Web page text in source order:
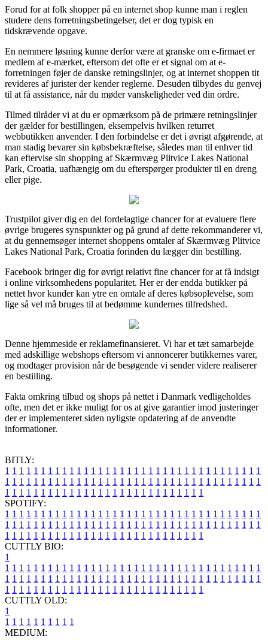
Forud for at folk shopper på en internet shop kunne man i reglen
studere dens forretningsbetingelser, det er dog typisk en
tidskrævende opgave.
En nemmere løsning kunne derfor være at granske om e-firmaet er
medlem af e-mærket, eftersom det ofte er et signal om at e-
forretningen føjer de danske retningslinjer, og at internet shoppen tit
revideres af jurister der kender reglerne. Desuden tilbydes du genvej
til at få assistance, når du møder vanskeligheder ved din ordre.
Tilmed tilråder vi at du er opmærksom på de primære retningslinjer
der gælder for bestillingen, eksempelvis hvilken returret
webbutikken anvender. I den forbindelse er det i øvrigt afgørende, at
man stadig bevarer sin købsbekræftelse, således man til enhver tid
kan eftervise sin shopping af Skærmvæg Plitvice Lakes National
Park, Croatia, uafhængig om du efterspørger produkter til en dreng
eller pige.
Trustpilot giver dig en del fordelagtige chancer for at evaluere flere
øvrige brugeres synspunkter og på grund af dette rekommanderer vi,
at du gennemsøger internet shoppens omtaler af Skærmvæg Plitvice
Lakes National Park, Croatia forinden du lægger din bestilling.
Facebook bringer dig for øvrigt relativt fine chancer for at få indsigt
i online virksomhedens popularitet. Her er der endda butikker på
nettet hvor kunder kan ytre en omtale af deres købsoplevelse, som
lige så vel må bruges til at bedømme kundernes tilfredshed.
Denne hjemmeside er reklamefinansieret. Vi har et tæt samarbejde
med adskillige webshops eftersom vi annoncerer butikkernes varer,
og modtager provision når de besøgende vi sender videre realiserer
en bestilling.
Fakta omkring tilbud og shops på nettet i Danmark vedligeholdes
ofte, men det er ikke muligt for os at give garantier imod justeringer
der er implementeret siden nyligste opdatering af de anvendte
informationer.
BITLY:
1 1 1 1 1 1 1 1 1 1 1 1 1 1 1 1 1 1 1 1 1 1 1 1 1 1 1 1 1 1 1 1 1 1 1 1
1 1 1 1 1 1 1 1 1 1 1 1 1 1 1 1 1 1 1 1 1 1 1 1 1 1 1 1 1 1 1 1 1 1 1 1
1 1 1 1 1 1 1 1 1 1 1 1 1 1 1 1 1 1 1 1 1 1 1 1 1 1 1 1
SPOTIFY:
1 1 1 1 1 1 1 1 1 1 1 1 1 1 1 1 1 1 1 1 1 1 1 1 1 1 1 1 1 1 1 1 1 1 1 1
1 1 1 1 1 1 1 1 1 1 1 1 1 1 1 1 1 1 1 1 1 1 1 1 1 1 1 1 1 1 1 1 1 1 1 1
1 1 1 1 1 1 1 1 1 1 1 1 1 1 1 1 1 1 1 1 1 1 1 1 1 1 1 1
CUTTLY BIO:
1
1 1 1 1 1 1 1 1 1 1 1 1 1 1 1 1 1 1 1 1 1 1 1 1 1 1 1 1 1 1 1 1 1 1 1 1
1 1 1 1 1 1 1 1 1 1 1 1 1 1 1 1 1 1 1 1 1 1 1 1 1 1 1 1 1 1 1 1 1 1 1 1
1 1 1 1 1 1 1 1 1 1 1 1 1 1 1 1 1 1 1 1 1 1 1 1 1 1 1 1
CUTTLY OLD:
1
1 1 1 1 1 1 1 1 1 1
MEDIUM: